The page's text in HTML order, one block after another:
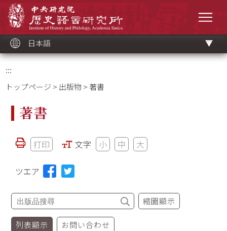
ッ
ク
日本語
:::
トップページ > 出版物 > 著書
著書
打印 文字 小 中 大
ツエア
縮圖顯示
列表顯示 お問い合わせ